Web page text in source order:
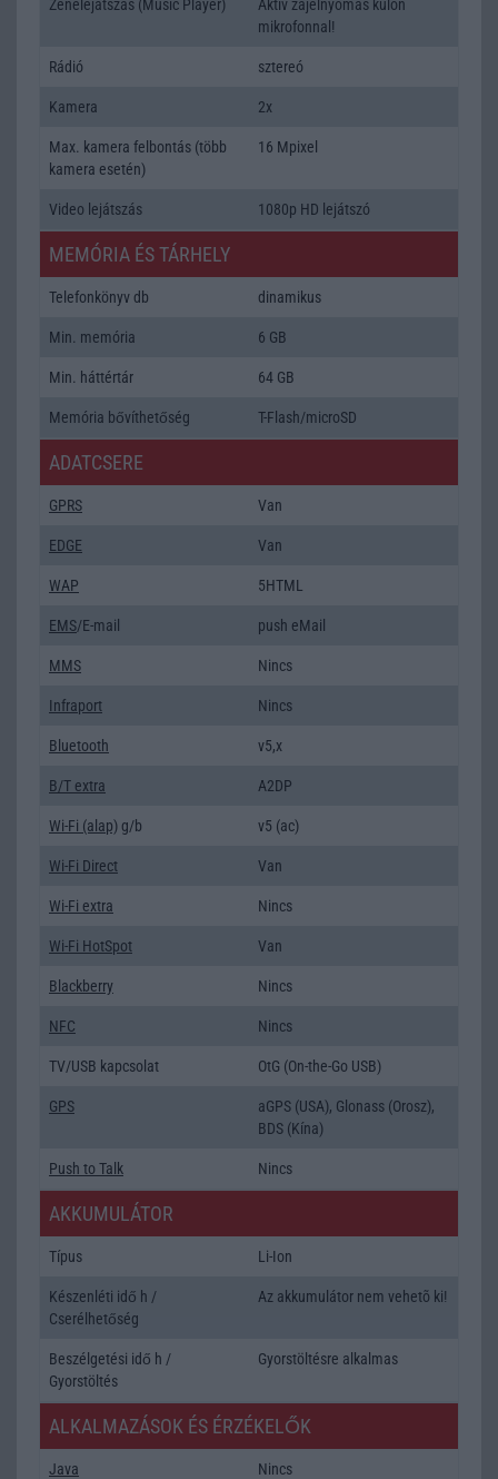
Zenelejátszás (Music Player)
Aktív zajelnyomás külön
mikrofonnal!
Rádió sztereó
Kamera 2x
Max. kamera felbontás (több
kamera esetén)
16 Mpixel
Video lejátszás 1080p HD lejátszó
MEMÓRIA ÉS TÁRHELY
Telefonkönyv db dinamikus
Min. memória 6 GB
Min. háttértár 64 GB
Memória bővíthetőség T-Flash/microSD
ADATCSERE
GPRS Van
EDGE Van
WAP 5HTML
EMS/E-mail push eMail
MMS Nincs
Infraport Nincs
Bluetooth v5,x
B/T extra A2DP
Wi-Fi (alap) g/b v5 (ac)
Wi-Fi Direct Van
Wi-Fi extra Nincs
Wi-Fi HotSpot Van
Blackberry Nincs
NFC Nincs
TV/USB kapcsolat OtG (On-the-Go USB)
GPS
aGPS (USA), Glonass (Orosz),
BDS (Kína)
Push to Talk Nincs
AKKUMULÁTOR
Típus Li-Ion
Készenléti idő h /
Cserélhetőség
Az akkumulátor nem vehetõ ki!
Beszélgetési idő h /
Gyorstöltés
Gyorstöltésre alkalmas
ALKALMAZÁSOK ÉS ÉRZÉKELŐK
Java Nincs